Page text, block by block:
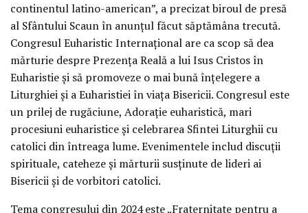
continentul latino-american”, a precizat biroul de presă
al Sfântului Scaun în anunțul făcut săptămâna trecută.
Congresul Euharistic Internațional are ca scop să dea
mărturie despre Prezența Reală a lui Isus Cristos în
Euharistie și să promoveze o mai bună înțelegere a
Liturghiei și a Euharistiei în viața Bisericii. Congresul este
un prilej de rugăciune, Adorație euharistică, mari
procesiuni euharistice și celebrarea Sfintei Liturghii cu
catolici din întreaga lume. Evenimentele includ discuții
spirituale, cateheze și mărturii susținute de lideri ai
Bisericii și de vorbitori catolici.
Tema congresului din 2024 este „Fraternitate pentru a